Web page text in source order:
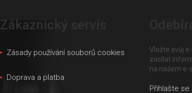
Zákaznický servis
Zásady používání souborů cookies
Doprava a platba
Vložte svůj
zasílat
na našem e-